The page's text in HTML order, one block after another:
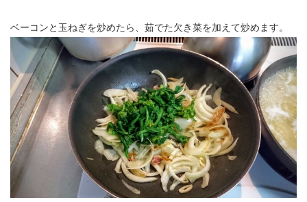
ベーコンと玉ねぎを炒めたら、茹でた欠き菜を加えて炒めます。